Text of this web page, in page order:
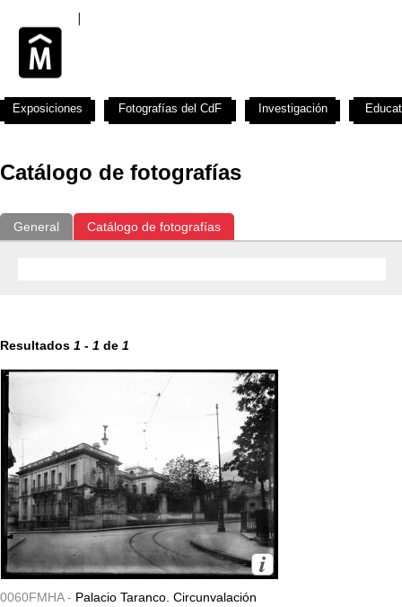
Catálogo de fotografías
General Catálogo de fotografías
Resultados 1 - 1 de 1
0060FMHA - Palacio Taranco. Circunvalación
Exposiciones Fotografías del CdF Investigación